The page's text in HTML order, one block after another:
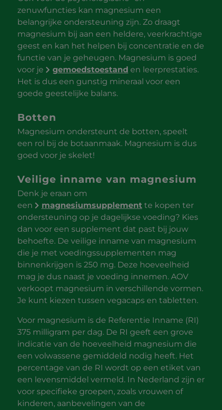
zenuwfuncties kan magnesium een
belangrijke ondersteuning zijn. Zo draagt
magnesium bij aan een heldere, veerkrachtige
geest en kan het helpen bij concentratie en de
functie van je geheugen. Magnesium is goed
voor je
gemoedstoestand en leerprestaties.
Het is dus een gunstig mineraal voor een
goede geestelijke balans.
Botten
Magnesium ondersteunt de botten, speelt
een rol bij de botaanmaak. Magnesium is dus
goed voor je skelet!
Veilige inname van magnesium
Denk je eraan om
een
magnesiumsupplementte kopen ter
ondersteuning op je dagelijkse voeding? Kies
dan voor een supplement dat past bij jouw
behoefte. De veilige inname van magnesium
die je met voedingssupplementen mag
binnenkrijgen is 250 mg. Deze hoeveelheid
mag je dus naast je voeding innemen. AOV
verkoopt magnesium in verschillende vormen.
Je kunt kiezen tussen vegacaps en tabletten.
Voor magnesium is de Referentie Inname (RI)
375 milligram per dag. De RI geeft een grove
indicatie van de hoeveelheid magnesium die
een volwassene gemiddeld nodig heeft. Het
percentage van de RI wordt op een etiket van
een levensmiddel vermeld. In Nederland zijn er
voor specifieke groepen, zoals vrouwen of
kinderen, aanbevelingen van de